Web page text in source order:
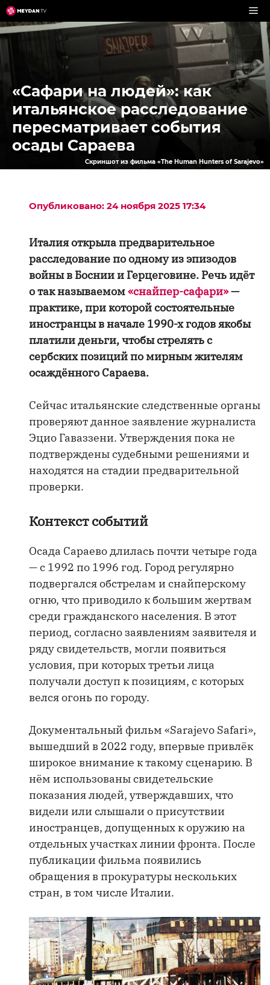
Перейти
к
содержимому
«Сафари на людей»: как
итальянское расследование
пересматривает события
осады Сараева
Cкриншот из фильма «The Human Hunters of Sarajevo»
Опубликовано: 24 ноября 2025 17:34
Италия открыла предварительное
расследование по одному из эпизодов
войны в Боснии и Герцеговине. Речь идёт
о так называемом«снайпер-сафари»—
практике, при которой состоятельные
иностранцы в начале 1990-х годов якобы
платили деньги, чтобы стрелять с
сербских позиций по мирным жителям
осаждённого Сараева.
Сейчас итальянские следственные органы
проверяют данное заявление журналиста
Эцио Гаваззени. Утверждения пока не
подтверждены судебными решениями и
находятся на стадии предварительной
проверки.
Контекст событий
Осада Сараево длилась почти четыре года
— с 1992 по 1996 год. Город регулярно
подвергался обстрелам и снайперскому
огню, что приводило к большим жертвам
среди гражданского населения. В этот
период, согласно заявлениям заявителя и
ряду свидетельств, могли появиться
условия, при которых третьи лица
получали доступ к позициям, с которых
велся огонь по городу.
Документальный фильм «Sarajevo Safari»,
вышедший в 2022 году, впервые привлёк
широкое внимание к такому сценарию. В
нём использованы свидетельские
показания людей, утверждавших, что
видели или слышали о присутствии
иностранцев, допущенных к оружию на
отдельных участках линии фронта. После
публикации фильма появились
обращения в прокуратуры нескольких
стран, в том числе Италии.